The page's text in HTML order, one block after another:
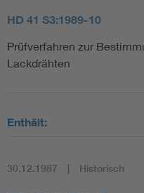
Elektrofachkraft (EFK)
HD 41 S3:1989-10
Prüfverfahren zur
Lackdrähten
Enthält:
30.12.1987 Historisch